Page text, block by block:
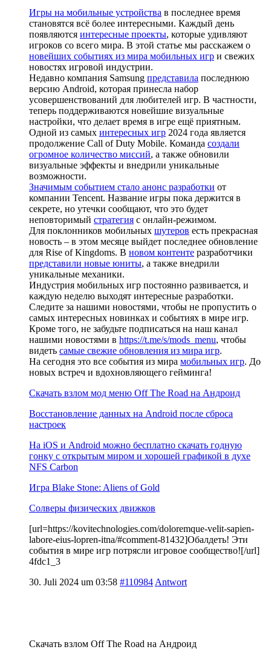
Игры на мобильные устройства в последнее время
становятся всё более интересными. Каждый день
появляются интересные проекты, которые удивляют
игроков со всего мира. В этой статье мы расскажем о
новейших событиях из мира мобильных игр и свежих
новостях игровой индустрии.
Недавно компания Samsung представила последнюю
версию Android, которая принесла набор
усовершенствований для любителей игр. В частности,
теперь поддерживаются новейшие визуальные
настройки, что делает время в игре ещё приятным.
Одной из самых интересных игр 2024 года является
продолжение Call of Duty Mobile. Команда создали
огромное количество миссий, а также обновили
визуальные эффекты и внедрили уникальные
возможности.
Значимым событием стало анонс разработки от
компании Tencent. Название игры пока держится в
секрете, но утечки сообщают, что это будет
неповторимый стратегия с онлайн-режимом.
Для поклонников мобильных шутеров есть прекрасная
новость – в этом месяце выйдет последнее обновление
для Rise of Kingdoms. В новом контенте разработчики
представили новые юниты, а также внедрили
уникальные механики.
Индустрия мобильных игр постоянно развивается, и
каждую неделю выходят интересные разработки.
Следите за нашими новостями, чтобы не пропустить о
самых интересных новинках и событиях в мире игр.
Кроме того, не забудьте подписаться на наш канал
нашими новостями в https://t.me/s/mods_menu, чтобы
видеть самые свежие обновления из мира игр.
На сегодня это все события из мира мобильных игр. До
новых встреч и вдохновляющего гейминга!
Скачать взлом мод меню Off The Road на Андроид
Восстановление данных на Android после сброса
настроек
На iOS и Android можно бесплатно скачать годную
гонку с открытым миром и хорошей графикой в духе
NFS Carbon
Игра Blake Stone: Aliens of Gold
Солверы физических движков
[url=https://kovitechnologies.com/doloremque-velit-sapien-
labore-eius-lopren-itna/#comment-81432]Обалдеть! Эти
события в мире игр потрясли игровое сообщество![/url]
4fdc1_3
30. Juli 2024 um 03:58 #110984 Antwort
Скачать взлом Off The Road на Андроид